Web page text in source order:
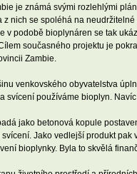
je známá svými rozlehlými
z nich se spoléhá na
v podobě bioplynáren se tak
současného projektu je
Zambie.
venkovského obyvatelstva
svícení používáme bioplyn.
jako betonová kopule
Jako vedlejší produkt
bioplynky. Byla to skvělá